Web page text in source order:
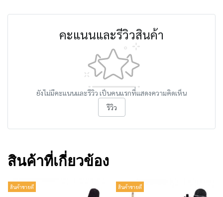
คะแนนและรีวิวสินค้า
ยังไม่มีคะแนนและรีวิว เป็นคนแรกที่แสดงความคิดเห็น
รีวิว
สินค้าที่เกี่ยวข้อง
สินค้าขายดี สินค้าขายดี